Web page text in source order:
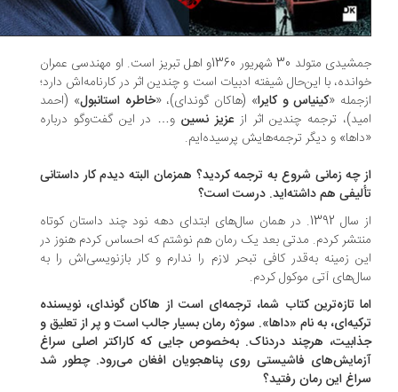
جمشیدی متولد 30 شهریور 1360و اهل تبریز است. او مهندسی عمران
با این‌حال شیفته ادبیات است و چندین اثر در کارنامه‌اش دارد؛
«کینیاس و کایرا » (هاکان گوندای)، «خاطره استانبول» (احمد
ترجمه چندین اثر از عزیز نسینو… در این گفت‌وگو درباره
و دیگر ترجمه‌هایش پرسیده‌ایم.
چه زمانی شروع به ترجمه کردید؟ همزمان البته دیدم کار داستانی
هم داشته‌اید. درست است؟
از سال 1392. در همان سال‌های ابتدای دهه نود چند داستان کوتاه
کردم. مدتی بعد یک رمان هم نوشتم که احساس کردم هنوز در
زمینه به‌قدر کافی تبحر لازم را ندارم و کار بازنویسی‌اش را به
آتی موکول کردم.
تازه‌ترین کتاب شما، ترجمه‌ای است از هاکان گوندای، نویسنده
به نام «داها». سوژه رمان بسیار جالب است و پر از تعلیق و
هرچند دردناک. به‌خصوص جایی که کاراکتر اصلی سراغ
فاشیستی روی پناهجویان افغان می‌رود. چطور شد
این رمان رفتید؟